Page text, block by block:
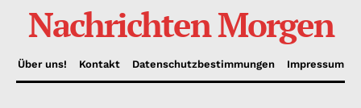
Nachrichten Morgen
Über uns! Kontakt Datenschutzbestimmungen Impressum